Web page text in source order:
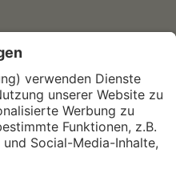
Institut
und